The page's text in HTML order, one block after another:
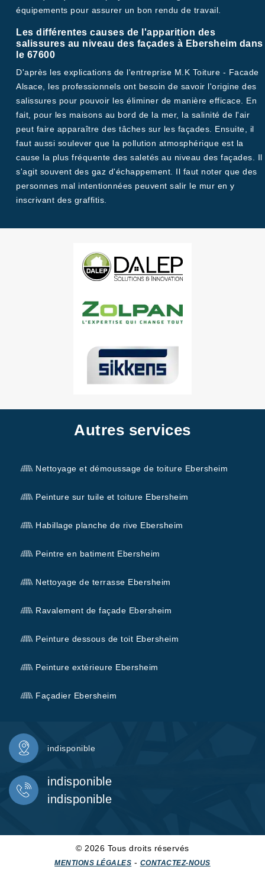
équipements pour assurer un bon rendu de travail.
Les différentes causes de l'apparition des
salissures au niveau des façades à Ebersheim dans
le 67600
D'après les explications de l'entreprise M.K Toiture - Facade
Alsace, les professionnels ont besoin de savoir l'origine des
salissures pour pouvoir les éliminer de manière efficace. En
fait, pour les maisons au bord de la mer, la salinité de l'air
peut faire apparaître des tâches sur les façades. Ensuite, il
faut aussi soulever que la pollution atmosphérique est la
cause la plus fréquente des saletés au niveau des façades. Il
s'agit souvent des gaz d'échappement. Il faut noter que des
personnes mal intentionnées peuvent salir le mur en y
inscrivant des graffitis.
Autres services
Nettoyage et démoussage de toiture Ebersheim
Peinture sur tuile et toiture Ebersheim
Habillage planche de rive Ebersheim
Peintre en batiment Ebersheim
Nettoyage de terrasse Ebersheim
Ravalement de façade Ebersheim
Peinture dessous de toit Ebersheim
Peinture extérieure Ebersheim
Façadier Ebersheim
indisponible
indisponible
indisponible
© 2026 Tous droits réservés
MENTIONS LÉGALES - CONTACTEZ-NOUS